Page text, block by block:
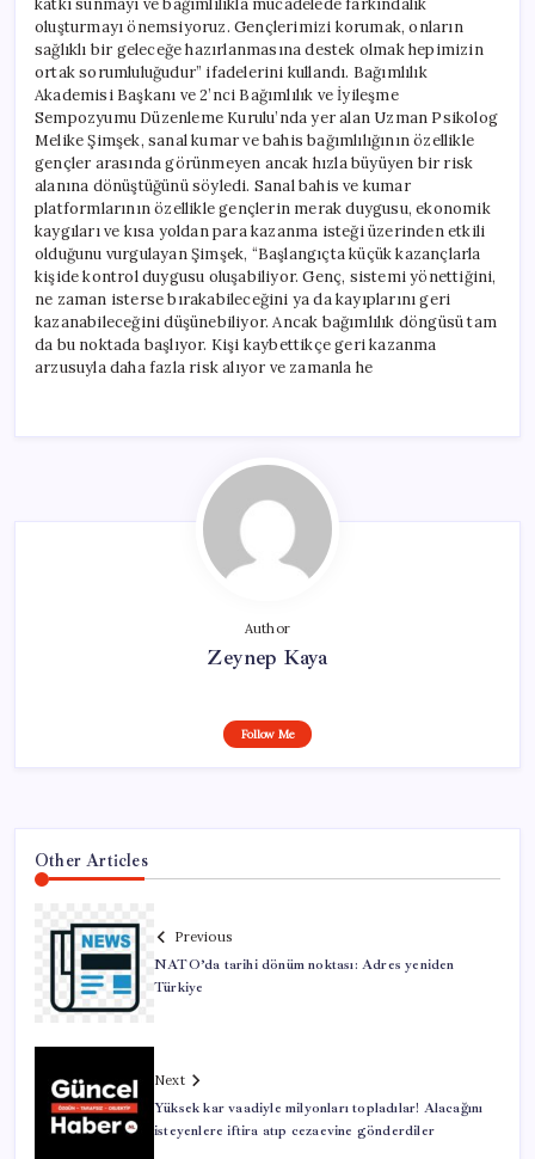
oluşturmayı önemsiyoruz. Gençlerimizi korumak, onların
sağlıklı bir geleceğe hazırlanmasına destek olmak hepimizin
ortak sorumluluğudur” ifadelerini kullandı. Bağımlılık
Akademisi Başkanı ve 2’nci Bağımlılık ve İyileşme
Sempozyumu Düzenleme Kurulu’nda yer alan Uzman Psikolog
Melike Şimşek, sanal kumar ve bahis bağımlılığının özellikle
gençler arasında görünmeyen ancak hızla büyüyen bir risk
alanına dönüştüğünü söyledi. Sanal bahis ve kumar
platformlarının özellikle gençlerin merak duygusu, ekonomik
kaygıları ve kısa yoldan para kazanma isteği üzerinden etkili
olduğunu vurgulayan Şimşek, “Başlangıçta küçük kazançlarla
kişide kontrol duygusu oluşabiliyor. Genç, sistemi yönettiğini,
ne zaman isterse bırakabileceğini ya da kayıplarını geri
kazanabileceğini düşünebiliyor. Ancak bağımlılık döngüsü tam
da bu noktada başlıyor. Kişi kaybettikçe geri kazanma
arzusuyla daha fazla risk alıyor ve zamanla he
Author
Zeynep Kaya
Follow Me
Other Articles
Previous
NATO’da tarihi dönüm noktası: Adres yeniden
Türkiye
Next
Yüksek kar vaadiyle milyonları topladılar! Alacağını
isteyenlere iftira atıp cezaevine gönderdiler